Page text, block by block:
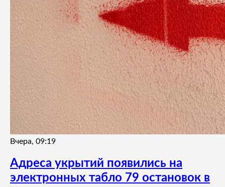
Вчера, 09:19
Адреса укрытий появились на
электронных табло 79 остановок в